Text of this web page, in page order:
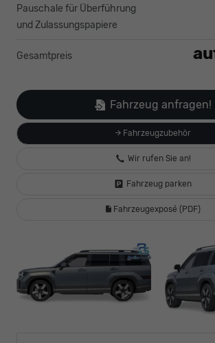
Pauschale für Überführung
und Zulassungspapiere
Gesamtpreis
Fahrzeugzubehör
Fahrzeug anfragen!
Wir rufen Sie an!
Fahrzeug parken
Fahrzeugexposé (PDF)